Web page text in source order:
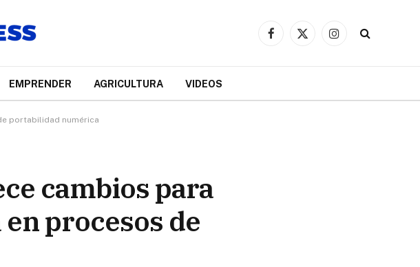
Facebook
X
Instagram
EMPRENDER AGRICULTURA VIDEOS
portabilidad numérica
cambios para
procesos de